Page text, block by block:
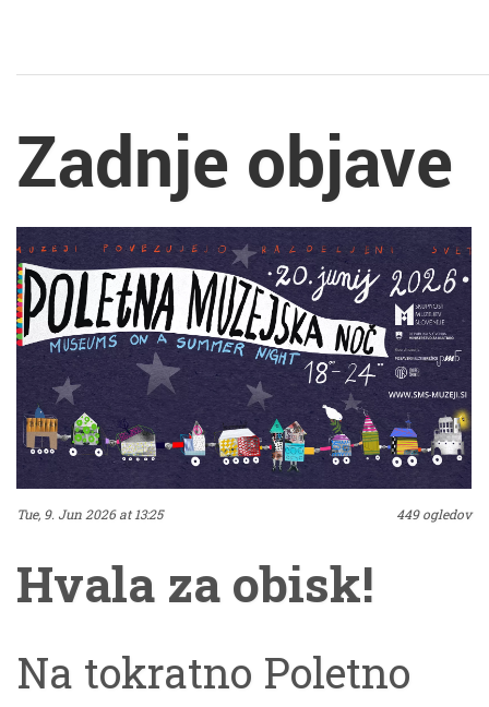
Zadnje objave
Tue, 9. Jun 2026 at 13:25 449 ogledov
Hvala za obisk!
Na tokratno Poletno